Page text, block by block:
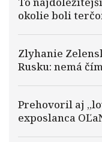
okolie boli
Zlyhanie
Rusku: nemá
Prehovoril aj
exposlanca